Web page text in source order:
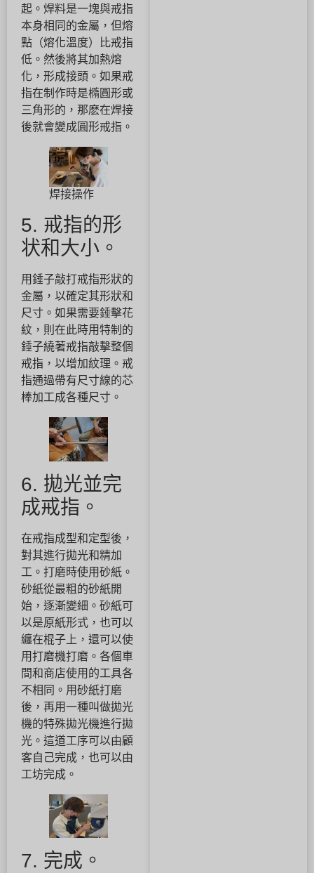
起。焊料是一塊與戒指
本身相同的金屬，但熔
點（熔化溫度）比戒指
低。然後將其加熱熔
化，形成接頭。如果戒
指在制作時是橢圓形或
三角形的，那麽在焊接
後就會變成圓形戒指。
焊接操作
5. 戒指的形
状和大小。
用錘子敲打戒指形狀的
金屬，以確定其形狀和
尺寸。如果需要錘擊花
紋，則在此時用特制的
錘子繞著戒指敲擊整個
戒指，以增加紋理。戒
指通過帶有尺寸線的芯
棒加工成各種尺寸。
6. 拋光並完
成戒指。
在戒指成型和定型後，
對其進行拋光和精加
工。打磨時使用砂紙。
砂紙從最粗的砂紙開
始，逐漸變細。砂紙可
以是原紙形式，也可以
纏在棍子上，還可以使
用打磨機打磨。各個車
間和商店使用的工具各
不相同。用砂紙打磨
後，再用一種叫做拋光
機的特殊拋光機進行拋
光。這道工序可以由顧
客自己完成，也可以由
工坊完成。
7. 完成。